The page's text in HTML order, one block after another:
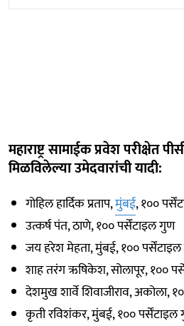
महाराष्ट्र सामाईक प्रवेश परीक्षेत
मिळविलेल्या उमेदवारांची यादी:
गोहिल हार्दिक प्रताप,मुंबई, १००
उत्कर्ष पंत, ठाणे, १०० पर्सेंटाइल गुण
जय हरेश मेहता, मुंबई, १००
शाह तरंग ऋषिकेश, सोलापूर, १००
देशमुख शार्वे शिवाजीराव, अकोला,
कृती रविशंकर, मुंबई, १००